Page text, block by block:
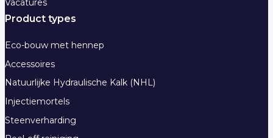
Product types
Eco-bouw met hennep
Accessoires
Natuurlijke Hydraulische Kalk (NHL)
Injectiemortels
Steenverharding